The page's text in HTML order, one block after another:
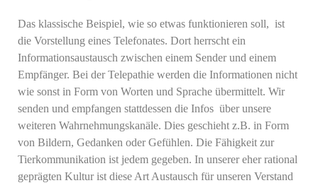
Das klassische Beispiel, wie so etwas funktionieren soll, ist
die Vorstellung eines Telefonates. Dort herrscht ein
Informationsaustausch zwischen einem Sender und einem
Empfänger. Bei der Telepathie werden die Informationen nicht
wie sonst in Form von Worten und Sprache übermittelt. Wir
senden und empfangen stattdessen die Infos über unsere
weiteren Wahrnehmungskanäle. Dies geschieht z.B. in Form
von Bildern, Gedanken oder Gefühlen. Die Fähigkeit zur
Tierkommunikation ist jedem gegeben. In unserer eher rational
geprägten Kultur ist diese Art Austausch für unseren Verstand